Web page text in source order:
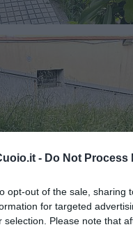
- Do Not Process
opt-out of the sale, sharing
for targeted
selection. Please note that